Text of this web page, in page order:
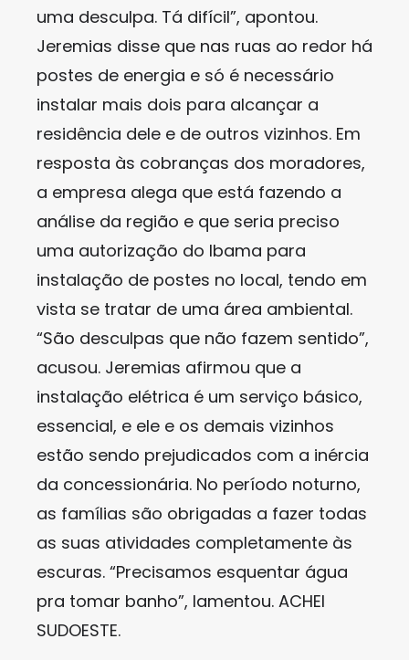
uma desculpa. Tá difícil”, apontou.
Jeremias disse que nas ruas ao redor há
postes de energia e só é necessário
instalar mais dois para alcançar a
residência dele e de outros vizinhos. Em
resposta às cobranças dos moradores,
a empresa alega que está fazendo a
análise da região e que seria preciso
uma autorização do Ibama para
instalação de postes no local, tendo em
vista se tratar de uma área ambiental.
“São desculpas que não fazem sentido”,
acusou. Jeremias afirmou que a
instalação elétrica é um serviço básico,
essencial, e ele e os demais vizinhos
estão sendo prejudicados com a inércia
da concessionária. No período noturno,
as famílias são obrigadas a fazer todas
as suas atividades completamente às
escuras. “Precisamos esquentar água
pra tomar banho”, lamentou. ACHEI
SUDOESTE.